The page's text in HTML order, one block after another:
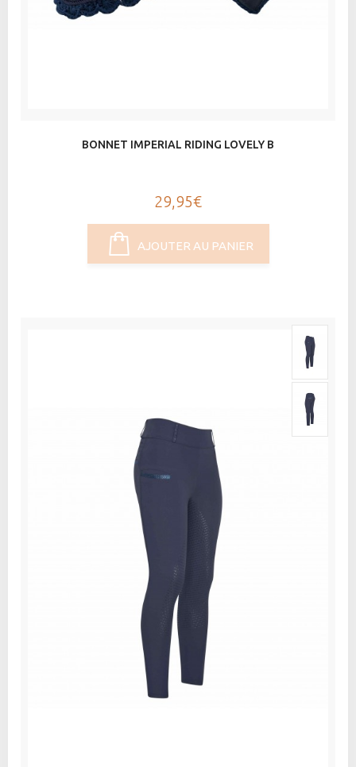
BONNET IMPERIAL RIDING LOVELY B
29,95€
AJOUTER AU PANIER